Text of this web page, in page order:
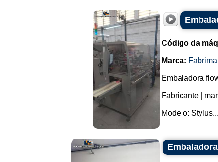
Código da
Marca: Fabrima
Embaladora
Fabricante |
Modelo: